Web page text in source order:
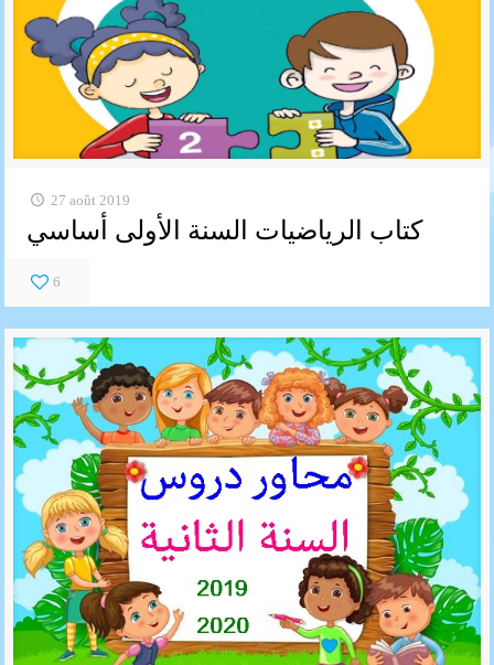
27 août 2019
كتاب الرياضيات السنة الأولى أساسي
6